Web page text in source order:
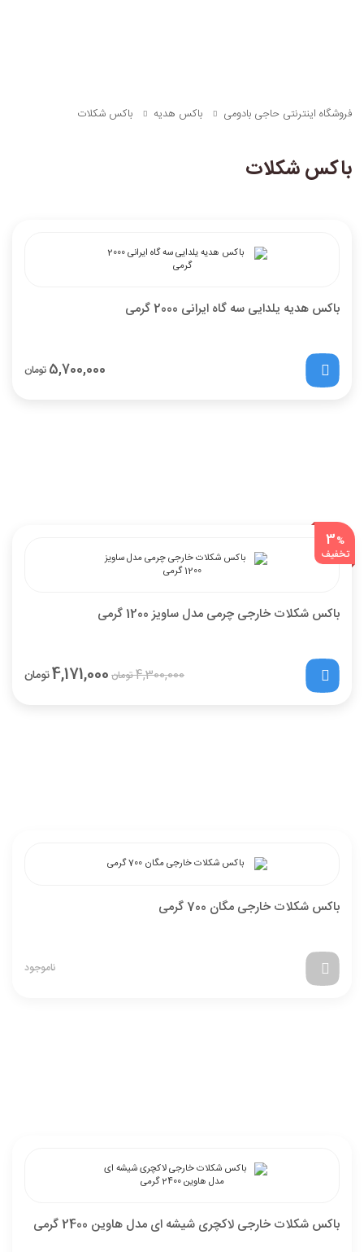
فروشگاه اینترنتی حاجی بادومی باکس هدیه باکس شکلات
باکس شکلات
باکس هدیه یلدایی سه گاه ایرانی 2000 گرمی
5,700,000 تومان
باکس شکلات خارجی چرمی مدل ساویز 1200 گرمی
4,300,000تومان 4,171,000تومان
%
3
تخفیف
باکس شکلات خارجی مگان 700 گرمی
ناموجود
باکس شکلات خارجی لاکچری شیشه ای مدل هاوین 2400 گرمی